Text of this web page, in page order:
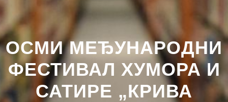
ОСМИ МЕЂУНАРОДНИ
ФЕСТИВАЛ ХУМОРА И
САТИРЕ „КРИВА